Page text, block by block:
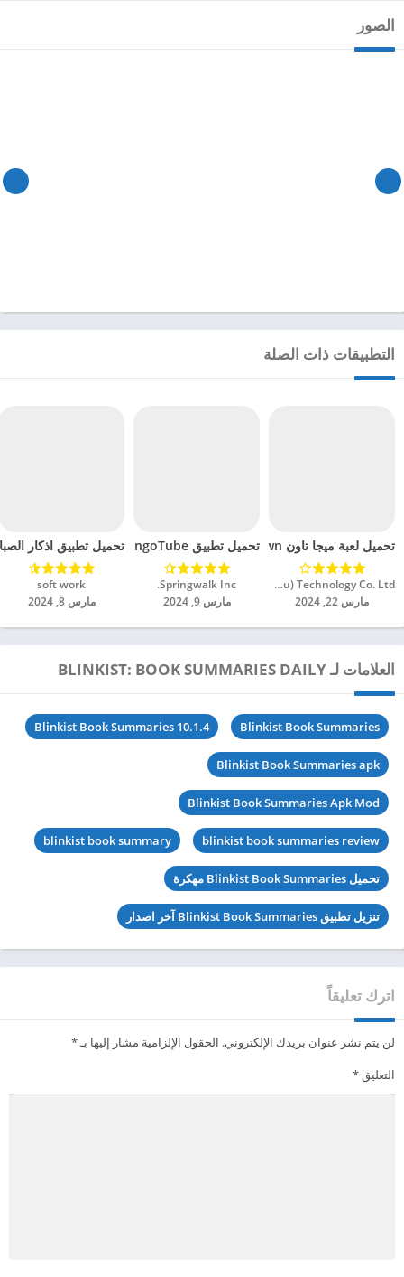
الصور
التطبيقات ذات الصلة
تحميل لعبة ميجا تاون Miga Town مهكرة للاندرويد 2024
XiHe Digital (GuangZhou) Technology Co. Ltd.‏
مارس 22, 2024
تحميل تطبيق LingoTube مهكر للاندرويد 2024
Springwalk Inc.‏
مارس 9, 2024
تحميل تطبيق اذكار
soft work‏
مارس 8, 2024
العلامات لـ BLINKIST: BOOK SUMMARIES DAILY
Blinkist Book Summaries
Blinkist Book Summaries 10.1.4
Blinkist Book Summaries apk
Blinkist Book Summaries Apk Mod
blinkist book summaries review
blinkist book summary
تحميل Blinkist Book Summaries مهكرة
تنزيل تطبيق Blinkist Book Summaries آخر اصدار
اترك تعليقاً
لن يتم نشر عنوان بريدك الإلكتروني. الحقول الإلزامية مشار إليها بـ*
التعليق*